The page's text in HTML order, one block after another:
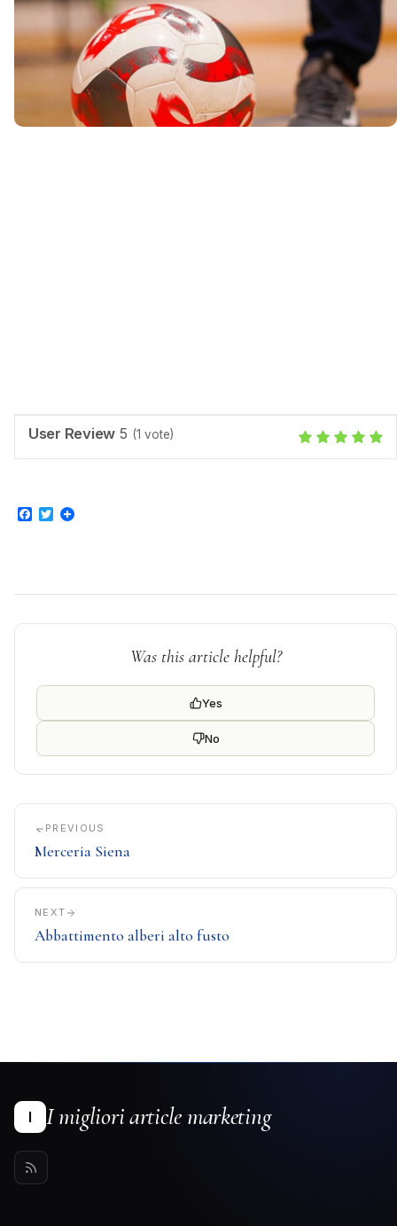
User Review 5 (1 vote)
Facebook
Twitter
Was this article helpful?
Yes
No
PREVIOUS
Merceria Siena
NEXT
Abbattimento alberi alto fusto
I I migliori article marketing